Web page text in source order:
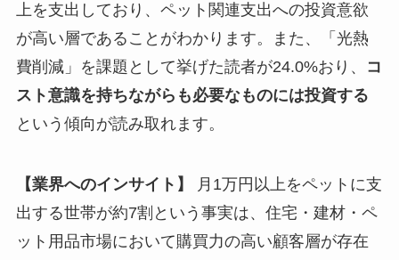
上を支出しており、ペット関連支出への投資意欲
が高い層であることがわかります。また、「光熱
費削減」を課題として挙げた読者が24.0%おり、
コ
スト意識を持ちながらも必要なものには投資する
という傾向が読み取れます。
【業界へのインサイト】
月1万円以上をペットに支
出する世帯が約7割という事実は、住宅・建材・ペ
ット用品市場において購買力の高い顧客層が存在